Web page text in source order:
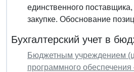
единственного
закупке. Обоснование
Бухгалтерский учет в
Бюджетным учреждением
программного